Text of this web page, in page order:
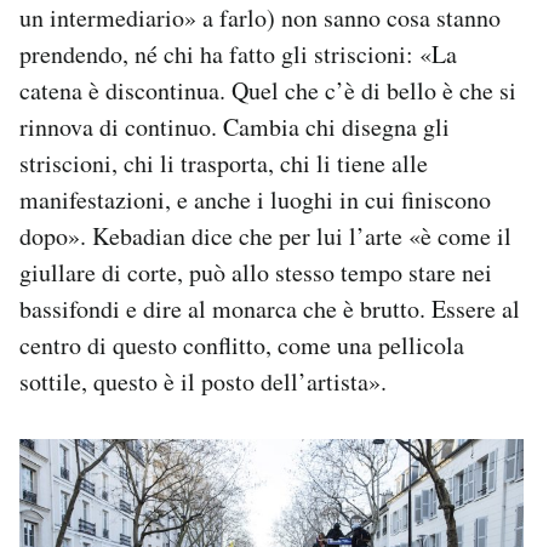
un intermediario» a farlo) non sanno cosa stanno
prendendo, né chi ha fatto gli striscioni: «La
catena è discontinua. Quel che c’è di bello è che si
rinnova di continuo. Cambia chi disegna gli
striscioni, chi li trasporta, chi li tiene alle
manifestazioni, e anche i luoghi in cui finiscono
dopo». Kebadian dice che per lui l’arte «è come il
giullare di corte, può allo stesso tempo stare nei
bassifondi e dire al monarca che è brutto. Essere al
centro di questo conflitto, come una pellicola
sottile, questo è il posto dell’artista».